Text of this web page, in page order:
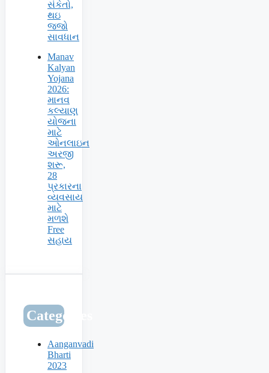
સંકેતો,
થઇ
જજો
સાવધાન
Manav
Kalyan
Yojana
2026:
માનવ
કલ્યાણ
યોજના
માટે
ઓનલાઇન
અરજી
શરૂ,
28
પ્રકારના
વ્યવસાય
માટે
મળશે
Free
સહાય
Categories
Aanganvadi
Bharti
2023